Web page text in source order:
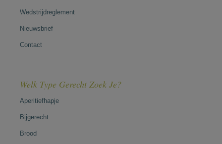
Wedstrijdreglement
Nieuwsbrief
Contact
Welk Type Gerecht Zoek Je?
Aperitiefhapje
Bijgerecht
Brood